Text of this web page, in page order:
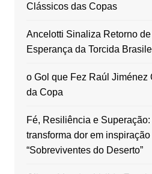
Clássicos das Copas
Ancelotti Sinaliza Retorno
Esperança da Torcida
o Gol que Fez Raúl Jiménez
da Copa
Fé, Resiliência e
transforma dor em
“Sobreviventes do Deserto”